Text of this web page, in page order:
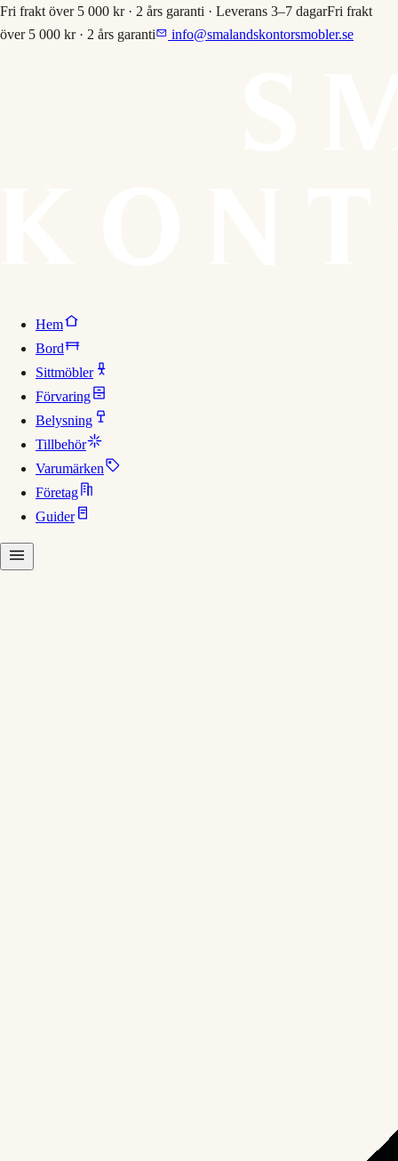
Fri frakt över 5 000 kr · 2 års garanti · Leverans 3–7 dagarFri frakt
över 5 000 kr · 2 års garanti
info@smalandskontorsmobler.se
Hem
Bord
Sittmöbler
Förvaring
Belysning
Tillbehör
Varumärken
Företag
Guider